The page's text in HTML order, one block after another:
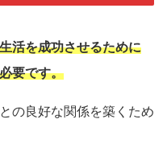
活を成功させるために
要です。
の良好な関係を築くため